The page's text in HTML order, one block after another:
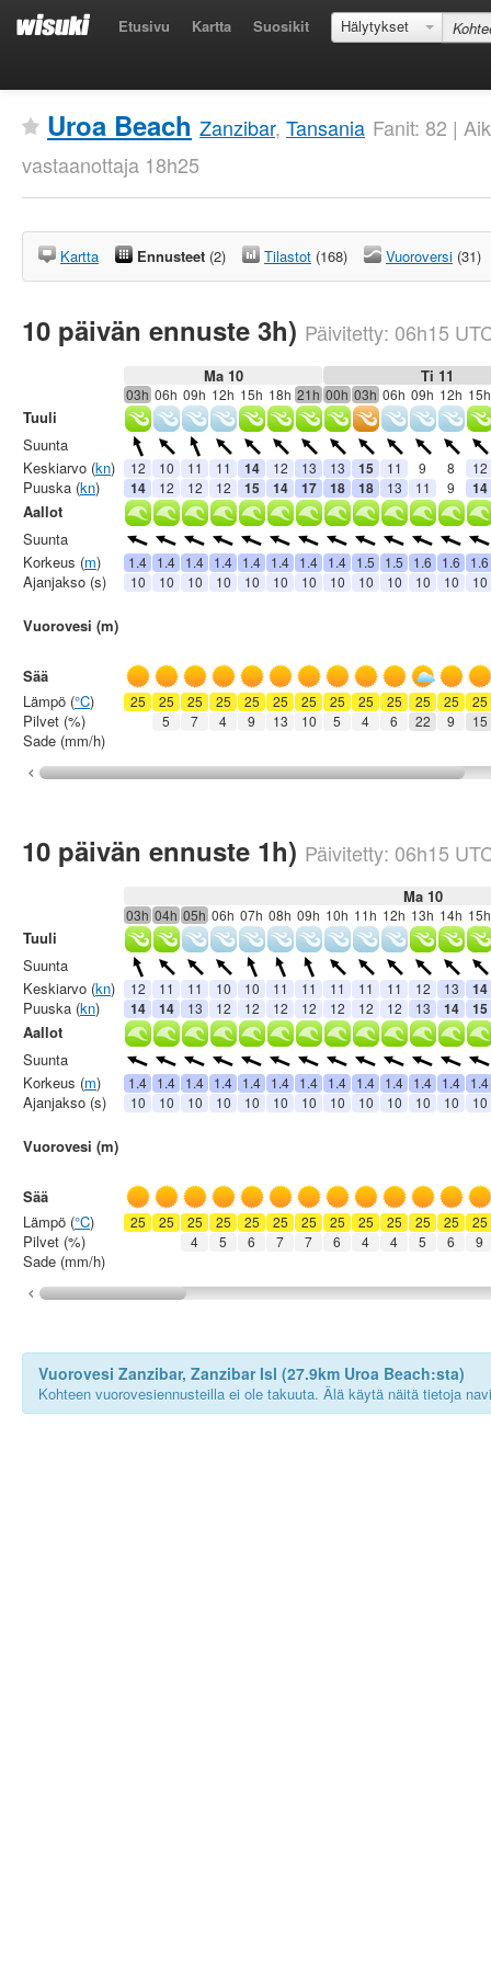
Etusivu Kartta Suosikit Hälytykset
Uroa Beach Zanzibar, Tansania Fanit: 82 |
vastaanottaja 18h25
Kartta Ennusteet (2) Tilastot (168) Vuoroversi (31)
10 päivän ennuste 3h) Päivitetty: 06h15
Ma 10 Ti 11
03h 06h 09h 12h 15h 18h 21h 00h 03h 06h 09h 12h 15h
12 10 11 11 14 12 13 13 15 11 9 8 12
14 12 12 12 15 14 17 18 18 13 11 9 14
1.4 1.4 1.4 1.4 1.4 1.4 1.4 1.4 1.5 1.5 1.6 1.6
1.6
10
10 10 10 10 10 10 10 10 10 10 10 10
25 25 25 25 25 25 25 25 25 25 25 25
25
5
7 4 9 13 10 5 4 6 22 9 15
Tuuli
Suunta
Keskiarvo (kn)
Puuska (kn)
Aallot
Suunta
Korkeus (m)
Ajanjakso (s)
Vuorovesi (m)
Sää
Lämpö (°C)
Pilvet (%)
Sade (mm/h)
10 päivän ennuste 1h) Päivitetty: 06h15
Ma 10
03h 04h 05h 06h 07h 08h 09h 10h 11h 12h 13h 14h 15h
12 11 11 10 10 11 11 11 11 11 12 13
14
14
14 13 12 12 12 12 12 12 12 13 14 15
1.4 1.4 1.4 1.4 1.4 1.4 1.4 1.4 1.4 1.4 1.4 1.4 1.4
10
10 10 10 10 10 10 10 10 10 10 10 10
25 25 25 25 25 25 25 25 25 25 25 25
25
4
5 6 7 7 6 4 4 5 6 9
Tuuli
Suunta
Keskiarvo (kn)
Puuska (kn)
Aallot
Suunta
Korkeus (m)
Ajanjakso (s)
Vuorovesi (m)
Sää
Lämpö (°C)
Pilvet (%)
Sade (mm/h)
Vuorovesi Zanzibar, Zanzibar Isl (27.9km Uroa Beach:sta)
Kohteen vuorovesiennusteilla ei ole takuuta. Älä käytä näitä tietoja